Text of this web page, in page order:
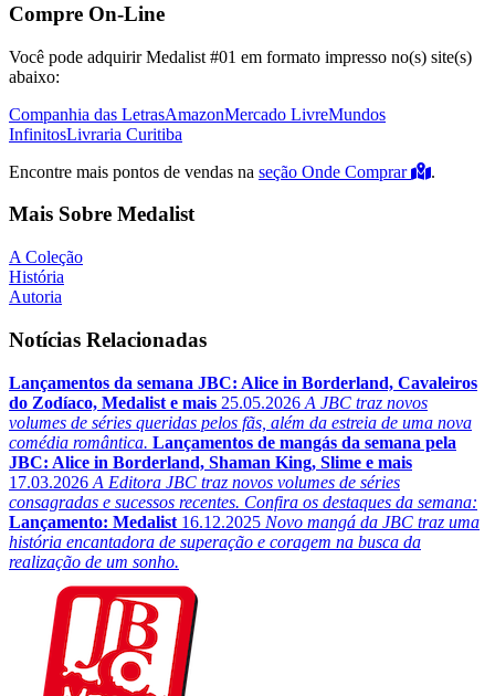
Compre On-Line
Você pode adquirir Medalist #01 em formato impresso no(s) site(s)
abaixo:
Companhia das LetrasAmazonMercado LivreMundos
InfinitosLivraria Curitiba
Encontre mais pontos de vendas na seção Onde Comprar .
Mais Sobre Medalist
A Coleção
História
Autoria
Notícias Relacionadas
Lançamentos da semana JBC: Alice in Borderland, Cavaleiros
do Zodíaco, Medalist e mais 25.05.2026 A JBC traz novos
volumes de séries queridas pelos fãs, além da estreia de uma nova
comédia romântica. Lançamentos de mangás da semana pela
JBC: Alice in Borderland, Shaman King, Slime e mais
17.03.2026 A Editora JBC traz novos volumes de séries
consagradas e sucessos recentes. Confira os destaques da semana:
Lançamento: Medalist 16.12.2025 Novo mangá da JBC traz uma
história encantadora de superação e coragem na busca da
realização de um sonho.